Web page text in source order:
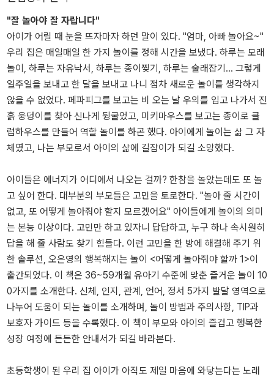
"잘 놀아야 잘 자랍니다"
아이가 어릴 때 눈을 뜨자마자 하던 말이 있다. "엄마, 아빠 놀아요~"
우리 집은 매일매일 한 가지 놀이를 정해 시간을 보냈다. 하루는 모래
놀이, 하루는 자유낙서, 하루는 종이찢기, 하루는 술래잡기... 그렇게
일주일을 보내고 한 달을 보내고 나니 점차 새로운 놀이를 생각하지
않을 수 없었다. 페파피그를 보고는 비 오는 날 우의를 입고 나가서 진
흙 웅덩이를 찾아 신나게 뒹굴었고, 미키마우스를 보고는 종이로 클
럽하우스를 만들어 역할 놀이를 하곤 했다. 아이에게 놀이는 삶 그 자
체였고, 나는 부모로서 아이의 삶에 길잡이가 되길 소망했다.
아이들은 에너지가 어디에서 나오는 걸까? 한참을 놀았는데도 또 놀
고 싶어 한다. 대부분의 부모들은 고민을 토로한다. "놀아 줄 시간이
없고, 또 어떻게 놀아줘야 할지 모르겠어요" 아이들에게 놀이의 의미
는 본능 이상이다. 고민만 하고 있자니 답답하고, 누구 하나 속시원히
답을 해 줄 사람도 찾기 힘들다. 이런 고민을 한 방에 해결해 주기 위
한 솔루션, 오은영의 행복해지는 놀이 <어떻게 놀아줘야 할까 1>이
출간되었다. 이 책은 36~59개월 유아기 수준에 맞춘 즐거운 놀이 10
0가지를 소개한다. 신체, 인지, 관계, 언어, 정서 5가지 발달 영역으로
나누어 도움이 되는 놀이를 소개하며, 놀이 방법과 주의사항, TIP과
보호자 가이드 등을 수록했다. 이 책이 부모와 아이의 즐겁고 행복한
성장 여정에 든든한 안내서가 되길 바라본다.
초등학생이 된 우리 집 아이가 아직도 제일 마음에 와닿는다는 노래